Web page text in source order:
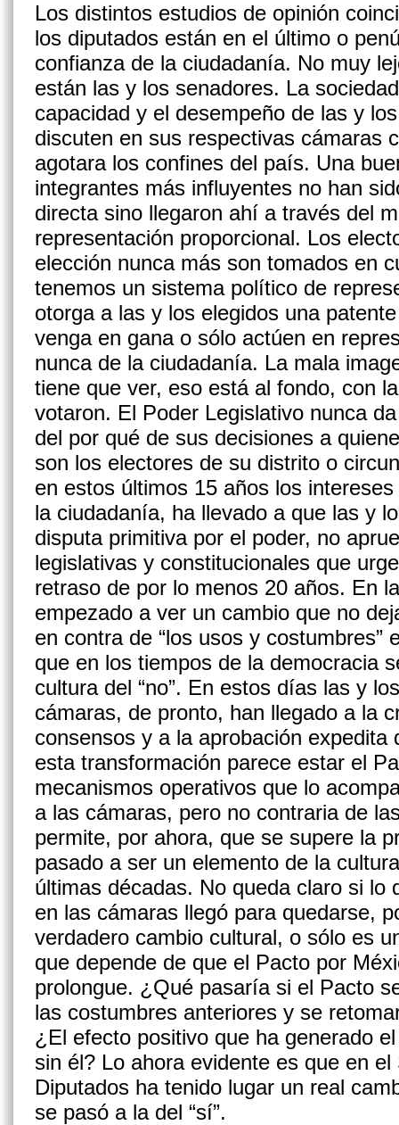
Los distintos estudios de opinión
los diputados están en el último o
confianza de la ciudadanía. No muy
están las y los senadores. La
capacidad y el desempeño de las y
discuten en sus respectivas cámaras
agotara los confines del país. Una
integrantes más influyentes no han
directa sino llegaron ahí a través del
representación proporcional. Los
elección nunca más son tomados en
tenemos un sistema político de
otorga a las y los elegidos una
venga en gana o sólo actúen en
nunca de la ciudadanía. La mala
tiene que ver, eso está al fondo, con
votaron. El Poder Legislativo nunca
del por qué de sus decisiones a
son los electores de su distrito o
en estos últimos 15 años los
la ciudadanía, ha llevado a que las y
disputa primitiva por el poder, no
legislativas y constitucionales que
retraso de por lo menos 20 años. En
empezado a ver un cambio que no
en contra de “los usos y costumbres”
que en los tiempos de la democracia
cultura del “no”. En estos días las y
cámaras, de pronto, han llegado a la
consensos y a la aprobación expedita
esta transformación parece estar el
mecanismos operativos que lo
a las cámaras, pero no contraria de
permite, por ahora, que se supere la
pasado a ser un elemento de la
últimas décadas. No queda claro si lo
en las cámaras llegó para quedarse,
verdadero cambio cultural, o sólo es
que depende de que el Pacto por
prolongue. ¿Qué pasaría si el Pacto
las costumbres anteriores y se
¿El efecto positivo que ha generado
sin él? Lo ahora evidente es que en
Diputados ha tenido lugar un real
se pasó a la del “sí”.